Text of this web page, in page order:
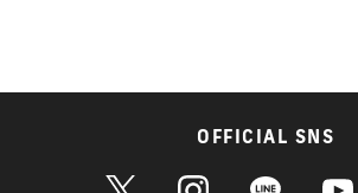
OFFICIAL SNS